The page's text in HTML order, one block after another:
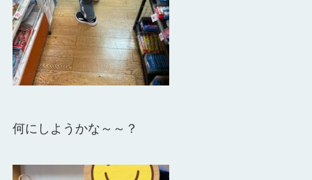
何にしようかな～～？